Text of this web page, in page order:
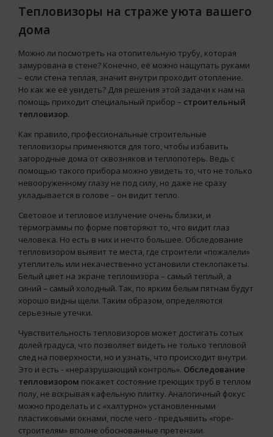
Тепловизоры на страже уюта вашего
дома
Можно ли посмотреть на отопительную трубу, которая
замурована в стене? Конечно, её можно нащупать руками
– если стена теплая, значит внутри проходит отопление.
Но как же её увидеть? Для решения этой задачи к нам на
помощь приходит специальный прибор – строительный
тепловизор.
Как правило, профессиональные строительные
тепловизоры применяются для того, чтобы избавить
загородные дома от сквозняков и теплопотерь. Ведь с
помощью такого прибора можно увидеть то, что не только
невооруженному глазу не под силу, но даже не сразу
укладывается в голове – он видит тепло.
Световое и тепловое излучение очень близки, и
термограммы по форме повторяют то, что видит глаз
человека. Но есть в них и нечто большее. Обследование
тепловизором выявит те места, где строители «пожалели»
утеплитель или некачественно установили стеклопакеты.
Белый цвет на экране тепловизора – самый теплый, а
синий – самый холодный. Так, по ярким белым пятнам будут
хорошо видны щели. Таким образом, определяются
серьезные утечки.
Чувствительность тепловизоров может достигать сотых
долей градуса, что позволяет видеть не только тепловой
след на поверхности, но и узнать, что происходит внутри.
Это и есть - «неразрушающий контроль». Обследование
тепловизором покажет состояние греющих труб в теплом
полу, не вскрывая кафельную плитку. Аналогичный фокус
можно проделать и с «халтурно» установленными
пластиковыми окнами, после чего - предъявить «горе-
строителям» вполне обоснованные претензии.